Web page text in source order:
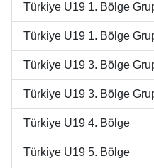
Türkiye U19 1. Bölge
Türkiye U19 1. Bölge
Türkiye U19 3. Bölge
Türkiye U19 3. Bölge
Türkiye U19 4. Bölge
Türkiye U19 5. Bölge